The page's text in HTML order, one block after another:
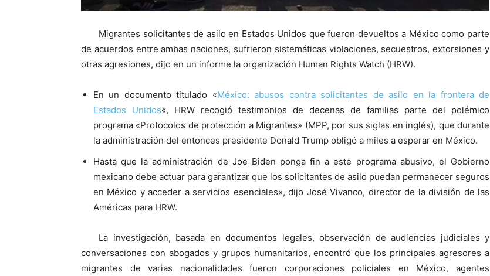
Migrantes solicitantes de asilo en Estados Unidos que fueron devueltos a México como parte
de acuerdos entre ambas naciones, sufrieron sistemáticas violaciones, secuestros, extorsiones y
otras agresiones, dijo en un informe la organización Human Rights Watch (HRW).
En un documento titulado «México: abusos contra solicitantes de asilo en la frontera de
Estados Unidos«, HRW recogió testimonios de decenas de familias parte del polémico
programa «Protocolos de protección a Migrantes» (MPP, por sus siglas en inglés), que durante
la administración del entonces presidente Donald Trump obligó a miles a esperar en México.
Hasta que la administración de Joe Biden ponga fin a este programa abusivo, el Gobierno
mexicano debe actuar para garantizar que los solicitantes de asilo puedan permanecer seguros
en México y acceder a servicios esenciales», dijo José Vivanco, director de la división de las
Américas para HRW.
La investigación, basada en documentos legales, observación de audiencias judiciales y
conversaciones con abogados y grupos humanitarios, encontró que los principales agresores a
migrantes de varias nacionalidades fueron corporaciones policiales en México, agentes